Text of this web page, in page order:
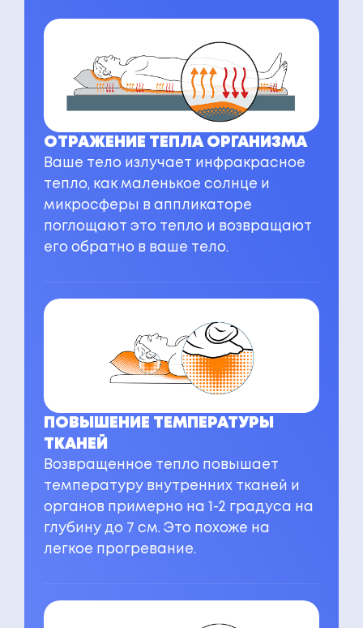
ОТРАЖЕНИЕ ТЕПЛА ОРГАНИЗМА
Ваше тело излучает инфракрасное
тепло, как маленькое солнце и
микросферы в аппликаторе
поглощают это тепло и возвращают
его обратно в ваше тело.
ПОВЫШЕНИЕ ТЕМПЕРАТУРЫ
ТКАНЕЙ
Возвращенное тепло повышает
температуру внутренних тканей и
органов примерно на 1-2 градуса на
глубину до 7 см. Это похоже на
легкое прогревание.